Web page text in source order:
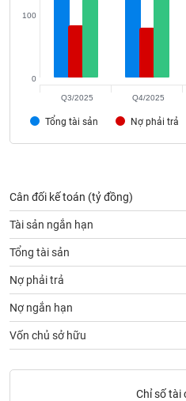
Tổng tài sản Nợ phải trả
0
100
Q3/2025 Q4/2025
Cân đối kế toán (tỷ đồng)
Tài sản ngắn hạn
Tổng tài sản
Nợ phải trả
Nợ ngắn hạn
Vốn chủ sở hữu
Chỉ số tài
đạo
tức
viết
của
tác
(-)
Báo
cáo
phân
tích
(-)